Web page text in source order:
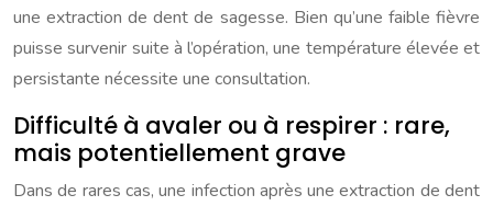
une extraction de dent de sagesse. Bien qu’une faible fièvre
puisse survenir suite à l’opération, une température élevée et
persistante nécessite une consultation.
Difficulté à avaler ou à respirer : rare,
mais potentiellement grave
Dans de rares cas, une infection après une extraction de dent